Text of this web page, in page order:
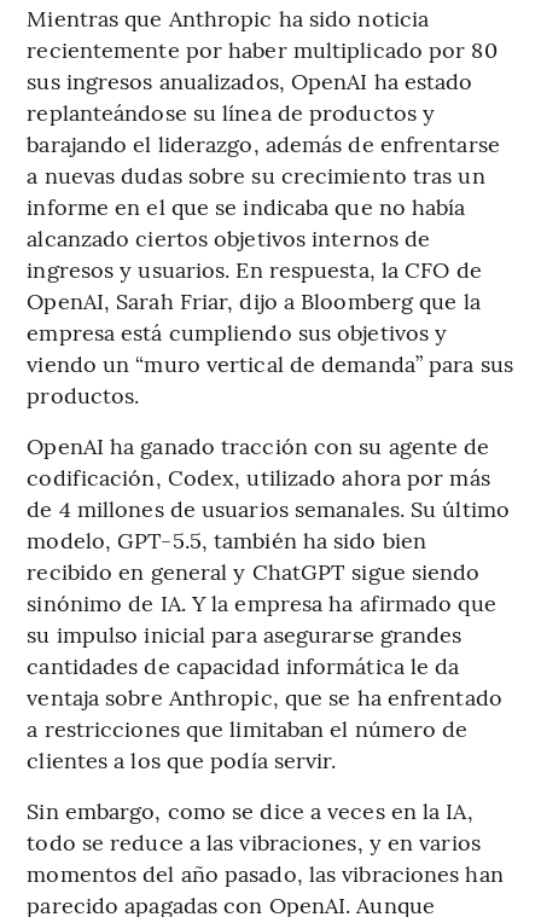
Mientras que Anthropic ha sido noticia
recientemente por haber multiplicado por 80
sus ingresos anualizados, OpenAI ha estado
replanteándose su línea de productos y
barajando el liderazgo, además de enfrentarse
a nuevas dudas sobre su crecimiento tras un
informe en el que se indicaba que no había
alcanzado ciertos objetivos internos de
ingresos y usuarios. En respuesta, la CFO de
OpenAI, Sarah Friar, dijo a Bloomberg que la
empresa está cumpliendo sus objetivos y
viendo un “muro vertical de demanda” para sus
productos.
OpenAI ha ganado tracción con su agente de
codificación, Codex, utilizado ahora por más
de 4 millones de usuarios semanales. Su último
modelo, GPT-5.5, también ha sido bien
recibido en general y ChatGPT sigue siendo
sinónimo de IA. Y la empresa ha afirmado que
su impulso inicial para asegurarse grandes
cantidades de capacidad informática le da
ventaja sobre Anthropic, que se ha enfrentado
a restricciones que limitaban el número de
clientes a los que podía servir.
Sin embargo, como se dice a veces en la IA,
todo se reduce a las vibraciones, y en varios
momentos del año pasado, las vibraciones han
parecido apagadas con OpenAI. Aunque